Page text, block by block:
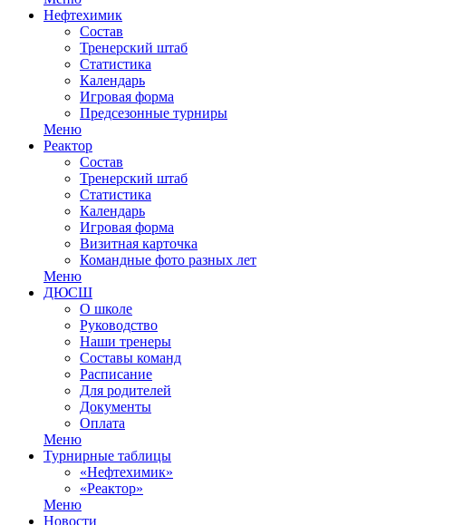
Нефтехимик
Состав
Тренерский штаб
Статистика
Календарь
Игровая форма
Предсезонные турниры
Меню
Реактор
Состав
Тренерский штаб
Статистика
Календарь
Игровая форма
Визитная карточка
Командные фото разных лет
Меню
ДЮСШ
О школе
Руководство
Наши тренеры
Составы команд
Расписание
Для родителей
Документы
Оплата
Меню
Турнирные таблицы
«Нефтехимик»
«Реактор»
Меню
Новости